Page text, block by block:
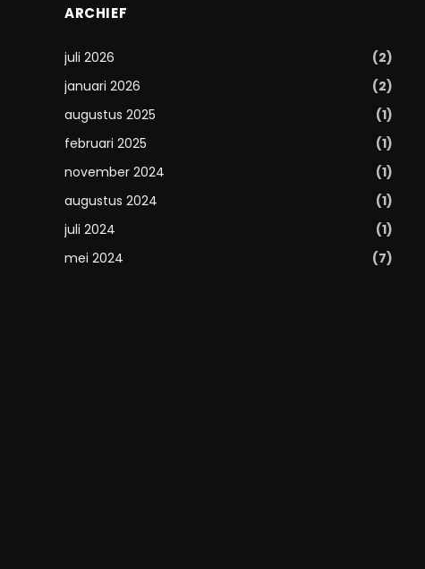
ARCHIEF
juli 2026
(2)
januari 2026
(2)
augustus 2025
(1)
februari 2025
(1)
november 2024
(1)
augustus 2024
(1)
juli 2024
(1)
mei 2024
(7)